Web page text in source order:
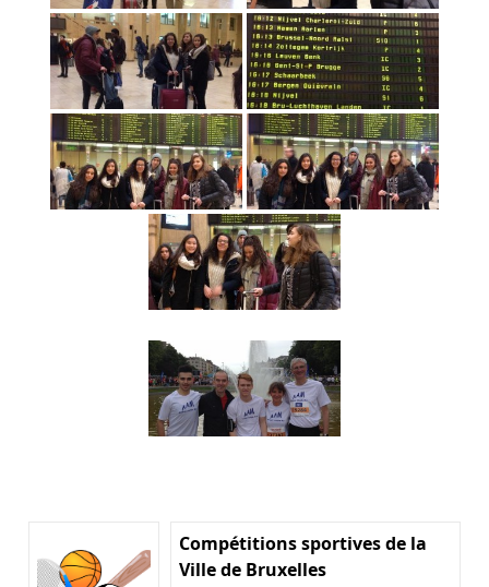
Compétitions sportives de la
Ville de Bruxelles